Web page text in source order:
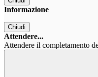
Informazione
Chiudi
Attendere...
Attendere il completamento